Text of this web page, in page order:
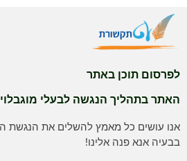
לפרסום תוכן באתר
האתר בתהליך הנגשה לבעלי
אנו עושים כל מאמץ להשלים את הנגשת
בבעיה אנא פנה אלינו!